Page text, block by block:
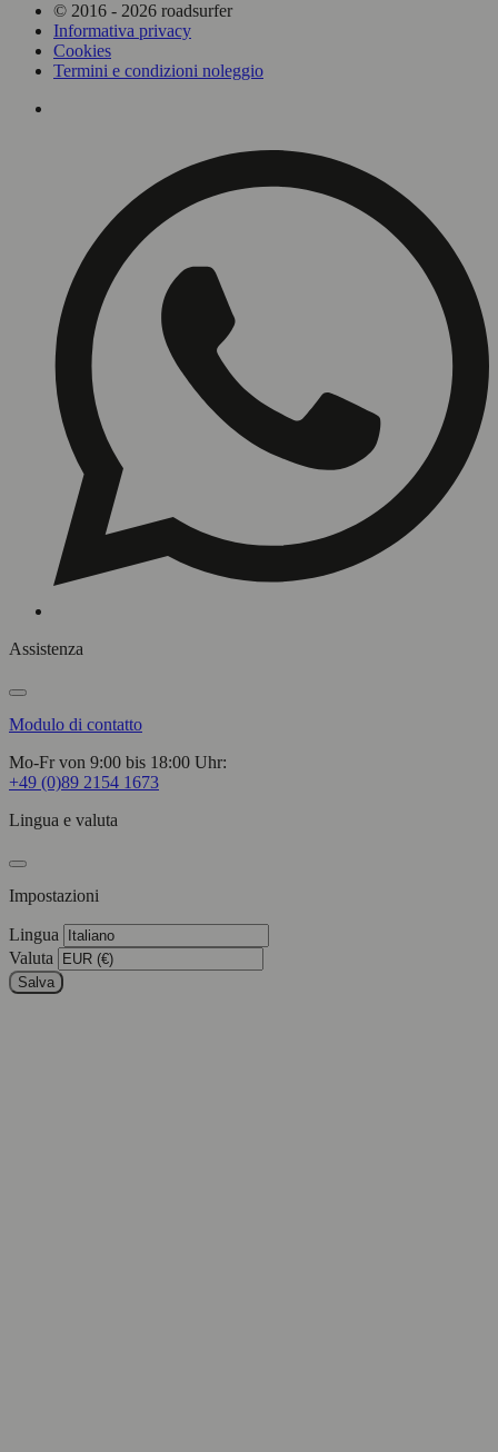
© 2016 - 2026 roadsurfer
Informativa privacy
Cookies
Termini e condizioni noleggio
Assistenza
Modulo di contatto
Mo-Fr von 9:00 bis 18:00 Uhr:
+49 (0)89 2154 1673
Lingua e valuta
Impostazioni
Lingua
Valuta
Salva